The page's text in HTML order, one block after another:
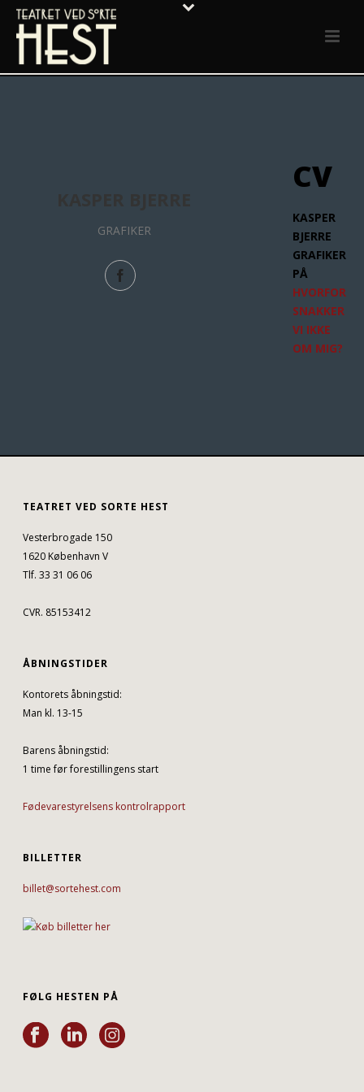
GRAFIKER
CV
KASPER
BJERRE
GRAFIKER
PÅ
HVORFOR
SNAKKER
VI IKKE
OM MIG?
TEATRET VED SORTE HEST
Vesterbrogade 150
1620 København V
Tlf. 33 31 06 06
CVR. 85153412
ÅBNINGSTIDER
Kontorets åbningstid:
Man kl. 13-15
Barens åbningstid:
1 time før forestillingens start
Fødevarestyrelsens kontrolrapport
BILLETTER
billet@sortehest.com
FØLG HESTEN PÅ